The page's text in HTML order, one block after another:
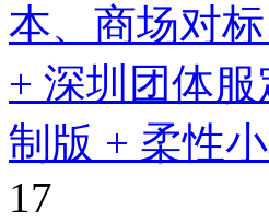
本、商场对
+ 深圳团体
制版 + 柔性
17